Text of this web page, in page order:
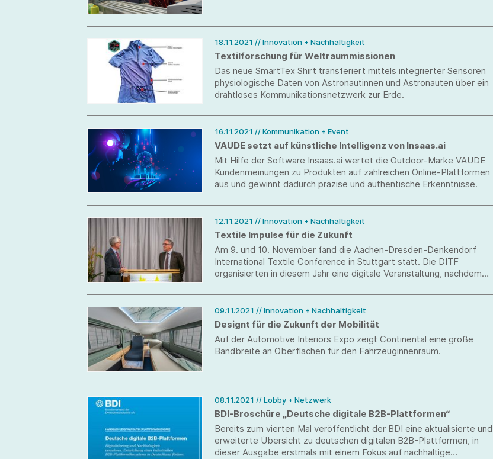
18.11.2021 // Innovation + Nachhaltigkeit
Textilforschung für Weltraummissionen
Das neue SmartTex Shirt transferiert mittels integrierter Sensoren
physiologische Daten von Astronautinnen und Astronauten über ein
drahtloses Kommunikationsnetzwerk zur Erde.
16.11.2021 // Kommunikation + Event
VAUDE setzt auf künstliche Intelligenz von Insaas.ai
Mit Hilfe der Software Insaas.ai wertet die Outdoor-Marke VAUDE
Kundenmeinungen zu Produkten auf zahlreichen Online-Plattformen
aus und gewinnt dadurch präzise und authentische Erkenntnisse.
12.11.2021 // Innovation + Nachhaltigkeit
Textile Impulse für die Zukunft
Am 9. und 10. November fand die Aachen-Dresden-Denkendorf
International Textile Conference in Stuttgart statt. Die DITF
organisierten in diesem Jahr eine digitale Veranstaltung, nachdem
09.11.2021 // Innovation + Nachhaltigkeit
Designt für die Zukunft der Mobilität
Auf der Automotive Interiors Expo zeigt Continental eine große
Bandbreite an Oberflächen für den Fahrzeuginnenraum.
08.11.2021 // Lobby + Netzwerk
BDI-Broschüre „Deutsche digitale B2B-Plattformen“
Bereits zum vierten Mal veröffentlicht der BDI eine aktualisierte und
erweiterte Übersicht zu deutschen digitalen B2B-Plattformen, in
dieser Ausgabe erstmals mit einem Fokus auf nachhaltige